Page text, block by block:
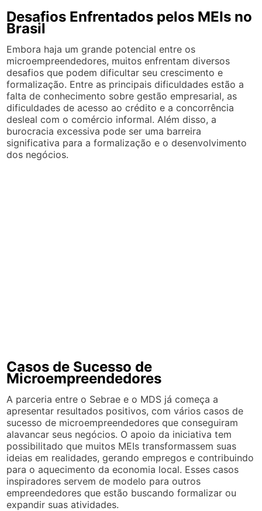
Desafios Enfrentados pelos MEIs no
Brasil
Embora haja um grande potencial entre os
microempreendedores, muitos enfrentam diversos
desafios que podem dificultar seu crescimento e
formalização. Entre as principais dificuldades estão a
falta de conhecimento sobre gestão empresarial, as
dificuldades de acesso ao crédito e a concorrência
desleal com o comércio informal. Além disso, a
burocracia excessiva pode ser uma barreira
significativa para a formalização e o desenvolvimento
dos negócios.
Casos de Sucesso de
Microempreendedores
A parceria entre o Sebrae e o MDS já começa a
apresentar resultados positivos, com vários casos de
sucesso de microempreendedores que conseguiram
alavancar seus negócios. O apoio da iniciativa tem
possibilitado que muitos MEIs transformassem suas
ideias em realidades, gerando empregos e contribuindo
para o aquecimento da economia local. Esses casos
inspiradores servem de modelo para outros
empreendedores que estão buscando formalizar ou
expandir suas atividades.